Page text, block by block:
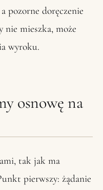
pozorne doręczenie
nie mieszka, może
wyroku.
osnowę na
tak jak ma
pierwszy: żądanie